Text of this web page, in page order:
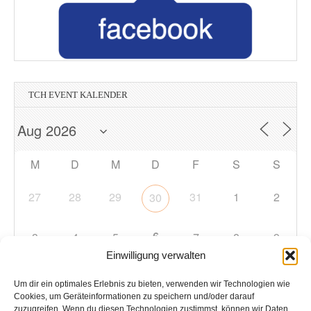
Einwilligung verwalten
Um dir ein optimales Erlebnis zu bieten, verwenden wir Technologien wie
Cookies, um Geräteinformationen zu speichern und/oder darauf
zuzugreifen. Wenn du diesen Technologien zustimmst, können wir Daten
TCH EVENT KALENDER
M D M D F S S
27 28 29 30 31 1 2
3 4 5 6 7 8 9
10 11 12 13 14 15